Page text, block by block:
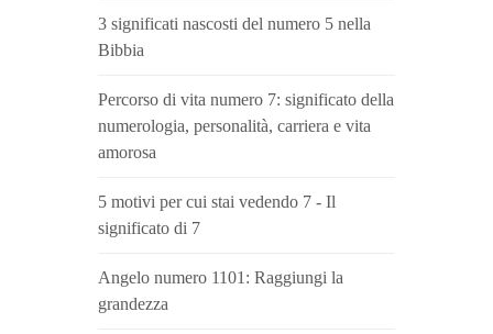
3 significati nascosti del numero 5 nella
Bibbia
Percorso di vita numero 7: significato della
numerologia, personalità, carriera e vita
amorosa
5 motivi per cui stai vedendo 7 - Il
significato di 7
Angelo numero 1101: Raggiungi la
grandezza